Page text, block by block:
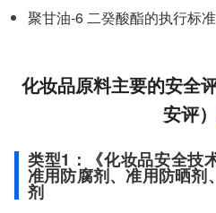
聚甘油-6 二癸酸酯的执行标
化妆品原料主要的安全
安评）
类型1：《化妆品安全技
准用防腐剂、准用防晒剂
剂